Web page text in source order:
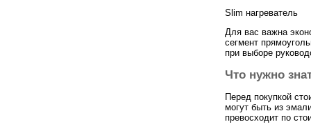
Slim нагреватель
Для вас важна
сегмент
при выборе
Что нужно
Перед покупкой
могут быть из
превосходит по